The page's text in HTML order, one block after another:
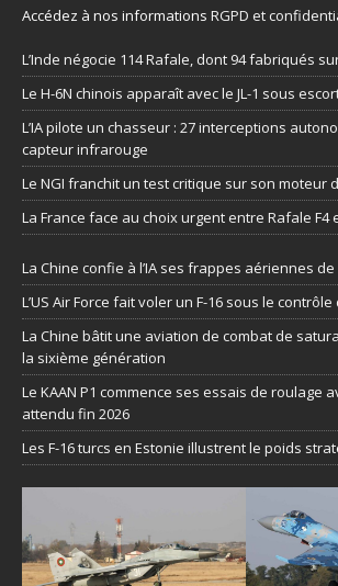
Accédez à nos informations RGPD et
L’Inde négocie 114 Rafale, dont 94 fabriqués
Le H-6N chinois apparaît avec le JL-1 sous
L’IA pilote un chasseur : 27 interceptions
capteur infrarouge
Le NGI franchit un test critique sur son moteur
La France face au choix urgent entre Rafale F4
La Chine confie à l’IA ses frappes aériennes
L’US Air Force fait voler un F-16 sous le contrôle
La Chine bâtit une aviation de combat de
la sixième génération
Le KAAN P1 commence ses essais de roulage
attendu fin 2026
Les F-16 turcs en Estonie illustrent le poids